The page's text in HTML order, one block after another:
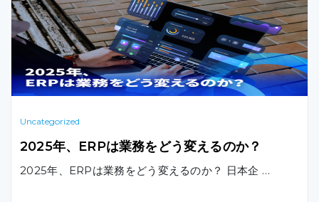
Uncategorized
2025年、ERPは業務をどう変えるのか？
2025年、ERPは業務をどう変えるのか？ 日本企 …